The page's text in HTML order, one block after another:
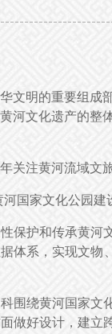
文明的重要组成
河文化遗产的整
关注黄河流域文
河国家文化公园
保护和传承黄河
体系，实现文物
围绕黄河国家文
做好设计，建立